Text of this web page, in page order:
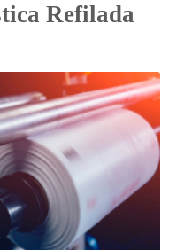
Refilada